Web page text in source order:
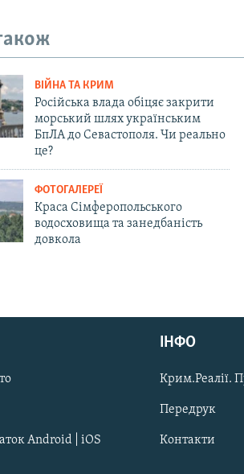
ВІЙНА ТА КРИМ
Російська влада обіцяє закрити
морський шлях українським
БпЛА до Севастополя. Чи реально
це?
ФОТОГАЛЕРЕЇ
Краса Сімферопольського
водосховища та занедбаність
довкола
Android | iOS
ІНФО
Крим.Реалії.
Передрук
Контакти